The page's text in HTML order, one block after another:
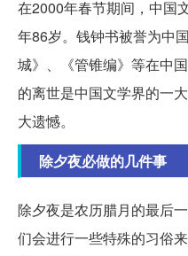
在2000年春节期间，中国
年86岁。钱钟书被誉为中
城》、《管锥编》等在中
的离世是中国文学界的一
大遗憾。
除夕夜必做的几件事
除夕夜是农历腊月的最后
们会进行一些特殊的习俗